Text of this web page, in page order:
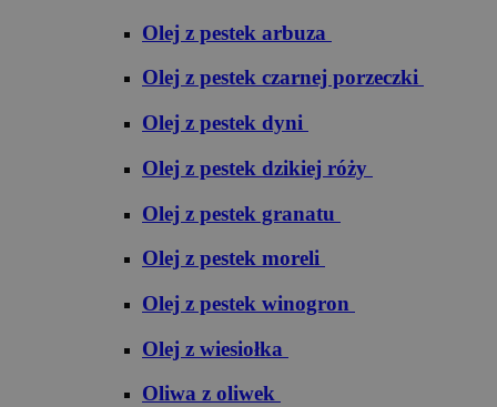
Olej z pestek arbuza
Olej z pestek czarnej porzeczki
Olej z pestek dyni
Olej z pestek dzikiej róży
Olej z pestek granatu
Olej z pestek moreli
Olej z pestek winogron
Olej z wiesiołka
Oliwa z oliwek